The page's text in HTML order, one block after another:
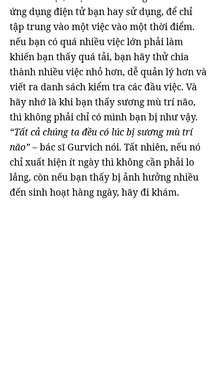
ứng dụng điện tử bạn hay sử dụng, để chỉ
tập trung vào một việc vào một thời điểm.
nếu bạn có quá nhiều việc lớn phải làm
khiến bạn thấy quá tải, bạn hãy thử chia
thành nhiều việc nhỏ hơn, dễ quản lý hơn và
viết ra danh sách kiểm tra các đầu việc. Và
hãy nhớ là khi bạn thấy sương mù trí não,
thì không phải chỉ có mình bạn bị như vậy.
“Tất cả chúng ta đều có lúc bị sương mù trí
não”– bác sĩ Gurvich nói. Tất nhiên, nếu nó
chỉ xuất hiện ít ngày thì không cần phải lo
lắng, còn nếu bạn thấy bị ảnh hưởng nhiều
đến sinh hoạt hàng ngày, hãy đi khám.